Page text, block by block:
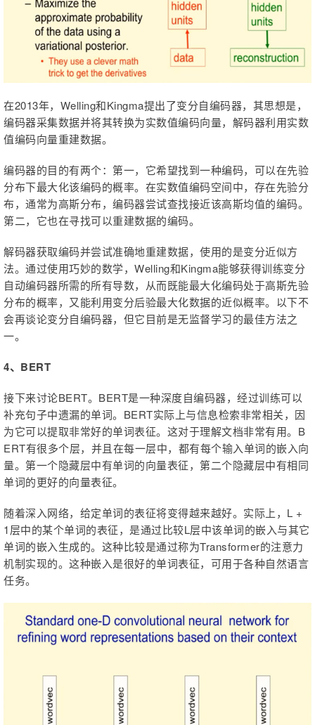
在2013年，Welling和Kingma提出了变分自编码器，其思想是，
编码器采集数据并将其转换为实数值编码向量，解码器利用实数
值编码向量重建数据。
编码器的目的有两个：第一，它希望找到一种编码，可以在先验
分布下最大化该编码的概率。在实数值编码空间中，存在先验分
布，通常为高斯分布，编码器尝试查找接近该高斯均值的编码。
第二，它也在寻找可以重建数据的编码。
解码器获取编码并尝试准确地重建数据，使用的是变分近似方
法。通过使用巧妙的数学，Welling和Kingma能够获得训练变分
自动编码器所需的所有导数，从而既能最大化编码处于高斯先验
分布的概率，又能利用变分后验最大化数据的近似概率。以下不
会再谈论变分自编码器，但它目前是无监督学习的最佳方法之
一。
4、BERT
接下来讨论BERT。BERT是一种深度自编码器，经过训练可以
补充句子中遗漏的单词。BERT实际上与信息检索非常相关，因
为它可以提取非常好的单词表征。这对于理解文档非常有用。B
ERT有很多个层，并且在每一层中，都有每个输入单词的嵌入向
量。第一个隐藏层中有单词的向量表征，第二个隐藏层中有相同
单词的更好的向量表征。
随着深入网络，给定单词的表征将变得越来越好。实际上，L +
1层中的某个单词的表征，是通过比较L层中该单词的嵌入与其它
单词的嵌入生成的。这种比较是通过称为Transformer的注意力
机制实现的。这种嵌入是很好的单词表征，可用于各种自然语言
任务。